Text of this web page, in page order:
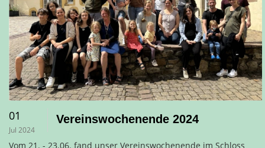
01
Jul 2024
Vereinswochenende 2024
Vom 21. - 23.06. fand unser Vereinswochenende im Schloss